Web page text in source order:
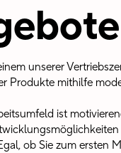
unserer
Produkte mithilfe
ist
ob Sie zum ersten